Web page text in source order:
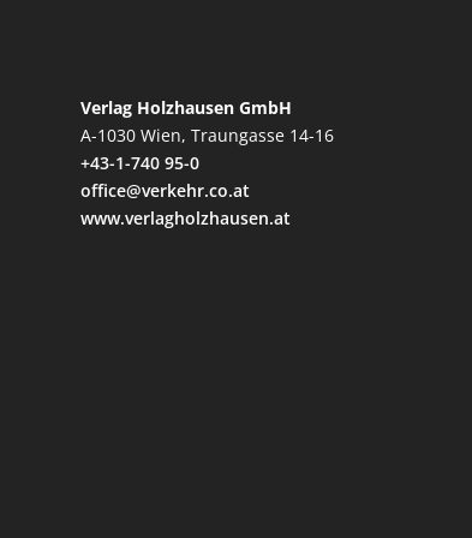
Verlag Holzhausen GmbH
A-1030 Wien, Traungasse 14-16
+43-1-740 95-0
office@verkehr.co.at
www.verlagholzhausen.at